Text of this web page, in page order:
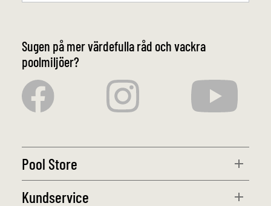
Sugen på mer värdefulla råd och vackra
poolmiljöer?
Pool Store
Kundservice